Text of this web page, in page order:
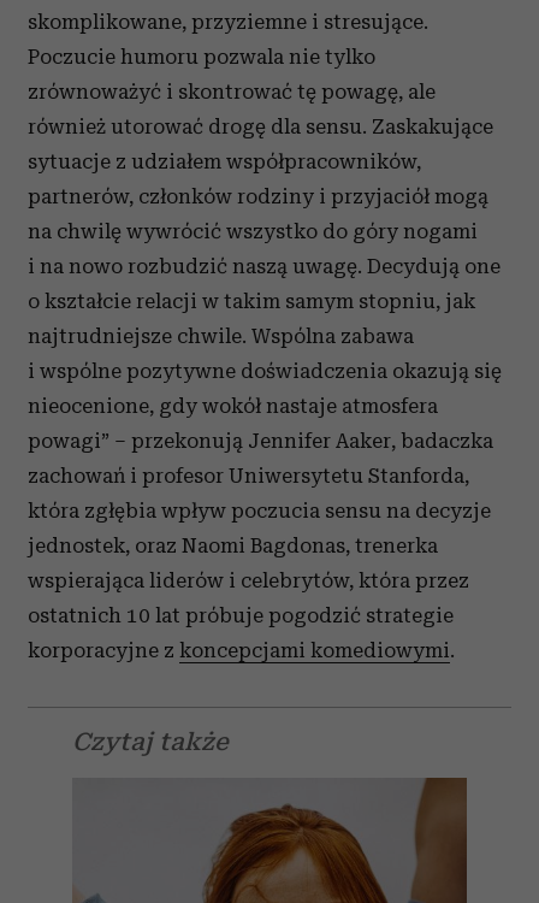
skomplikowane, przyziemne i stresujące.
Poczucie humoru pozwala nie tylko
zrównoważyć i skontrować tę powagę, ale
również utorować drogę dla sensu. Zaskakujące
sytuacje z udziałem współpracowników,
partnerów, członków rodziny i przyjaciół mogą
na chwilę wywrócić wszystko do góry nogami
i na nowo rozbudzić naszą uwagę. Decydują one
o kształcie relacji w takim samym stopniu, jak
najtrudniejsze chwile. Wspólna zabawa
i wspólne pozytywne doświadczenia okazują się
nieocenione, gdy wokół nastaje atmosfera
powagi” – przekonują Jennifer Aaker, badaczka
zachowań i profesor Uniwersytetu Stanforda,
która zgłębia wpływ poczucia sensu na decyzje
jednostek, oraz Naomi Bagdonas, trenerka
wspierająca liderów i celebrytów, która przez
ostatnich 10 lat próbuje pogodzić strategie
korporacyjne z koncepcjami komediowymi.
Czytaj także